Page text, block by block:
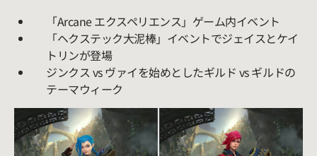
「Arcane エクスペリエンス」ゲーム内イベント
「ヘクステック大泥棒」イベントでジェイスとケイ
トリンが登場
ジンクス vs ヴァイを始めとしたギルド vs ギルドの
テーマウィーク